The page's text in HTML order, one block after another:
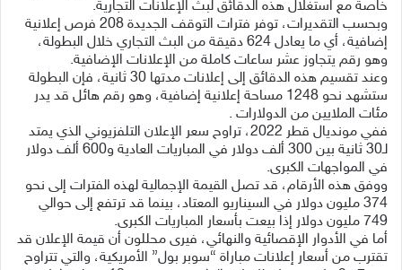
خاصة مع استغلال هذه الدقائق لبث الإعلانات التجارية.
وبحسب التقديرات، توفر فترات التوقف الجديدة 208 فرص إعلانية
إضافية، أي ما يعادل 624 دقيقة من البث التجاري خلال البطولة،
وهو رقم يتجاوز عشر ساعات كاملة من الإعلانات الإضافية.
وعند تقسيم هذه الدقائق إلى إعلانات مدتها 30 ثانية، فإن البطولة
ستشهد نحو 1248 مساحة إعلانية إضافية، وهو رقم هائل قد يدر
مئات الملايين من الدولارات .
ففي مونديال قطر 2022، تراوح سعر الإعلان التلفزيوني الذي يمتد
لـ30 ثانية بين 300 ألف دولار في المباريات العادية و600 ألف دولار
في المواجهات الكبرى.
ووفق هذه الأرقام، قد تصل القيمة الإجمالية لهذه الفترات إلى نحو
374 مليون دولار في السيناريو المعتاد، بينما قد ترتفع إلى حوالي
749 مليون دولار إذا بيعت بأسعار المباريات الكبرى.
أما في الأدوار الإقصائية والنهائي، فيرى محللون أن قيمة الإعلان قد
تقترب من أسعار إعلانات مباراة “سوبر بول” الأمريكية، والتي تتراوح